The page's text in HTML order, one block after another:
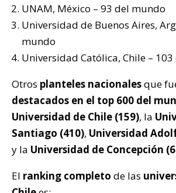
UNAM, México – 93 del mundo
Universidad de Buenos Aires,
mundo
Universidad Católica, Chile –
Otros planteles nacionalesque
destacados en el top 600 del
Universidad de Chile (159), la
Santiago (410), Universidad
y la Universidad de Concepción
El ranking completo de las